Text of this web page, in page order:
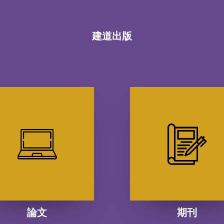
建道出版
論文 期刊